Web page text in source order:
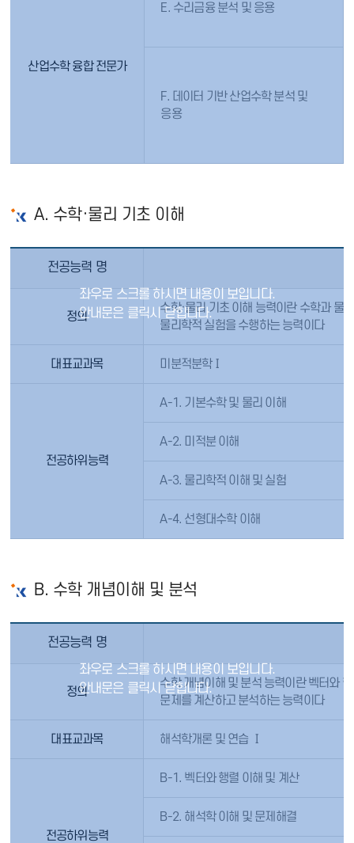
산업수학 융합 전문가
E. 수리금융 분석 및 응용
F. 데이터 기반 산업수학 분석 및
응용
A. 수학·물리 기초 이해
전공능력 명
정의
수학·물리 기초 이해 능력이란 수학과 물
물리학적 실험을 수행하는 능력이다
대표교과목 미분적분학Ⅰ
전공하위능력
A-1. 기본수학 및 물리 이해
A-2. 미적분 이해
A-3. 물리학적 이해 및 실험
A-4. 선형대수학 이해
B. 수학 개념이해 및 분석
전공능력 명
정의
수학 개념이해 및 분석 능력이란 벡터와
문제를 계산하고 분석하는 능력이다
대표교과목 해석학개론 및 연습 Ⅰ
전공하위능력
B-1. 벡터와 행렬 이해 및 계산
B-2. 해석학 이해 및 문제해결